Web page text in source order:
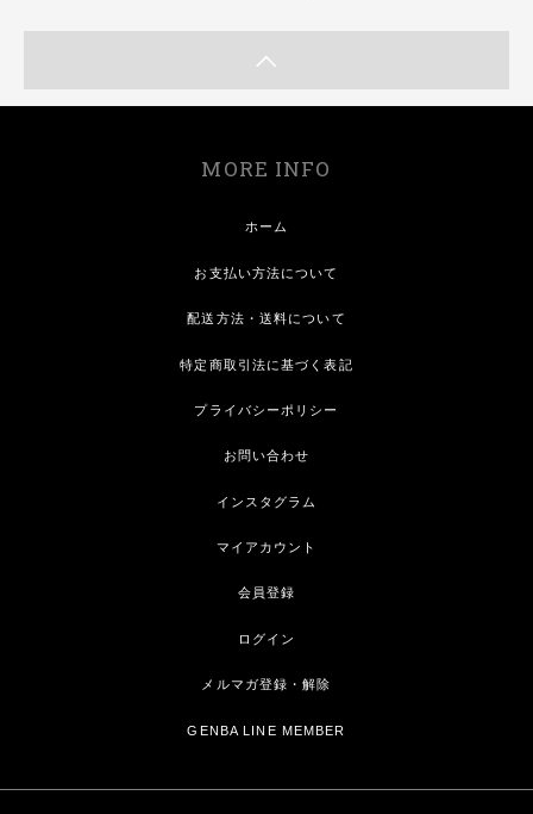
MORE INFO
ホーム
お支払い方法について
配送方法・送料について
特定商取引法に基づく表記
プライバシーポリシー
お問い合わせ
インスタグラム
マイアカウント
会員登録
ログイン
メルマガ登録・解除
GENBA LINE MEMBER